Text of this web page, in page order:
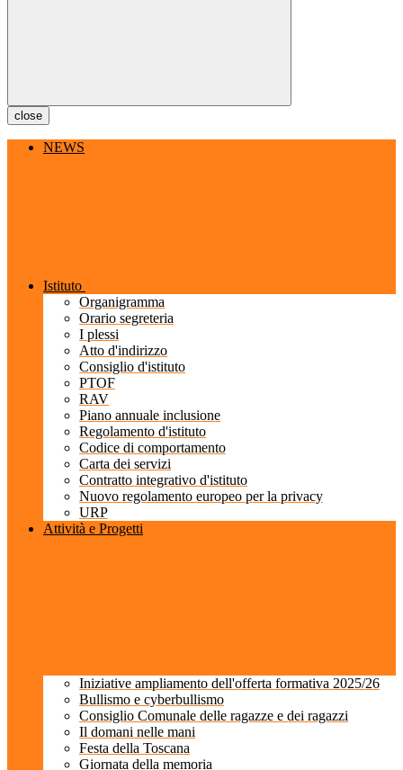
close
NEWS
Istituto
Organigramma
Orario segreteria
I plessi
Atto d'indirizzo
Consiglio d'istituto
PTOF
RAV
Piano annuale inclusione
Regolamento d'istituto
Codice di comportamento
Carta dei servizi
Contratto integrativo d'istituto
Nuovo regolamento europeo per la privacy
URP
Attività e Progetti
Iniziative ampliamento dell'offerta formativa 2025/26
Bullismo e cyberbullismo
Consiglio Comunale delle ragazze e dei ragazzi
Il domani nelle mani
Festa della Toscana
Giornata della memoria